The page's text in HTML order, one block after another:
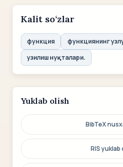
Kalit so‘zlar
функция
функциянинг
узилиш нуқталари.
Yuklab olish
BibTeX
RIS yuklab